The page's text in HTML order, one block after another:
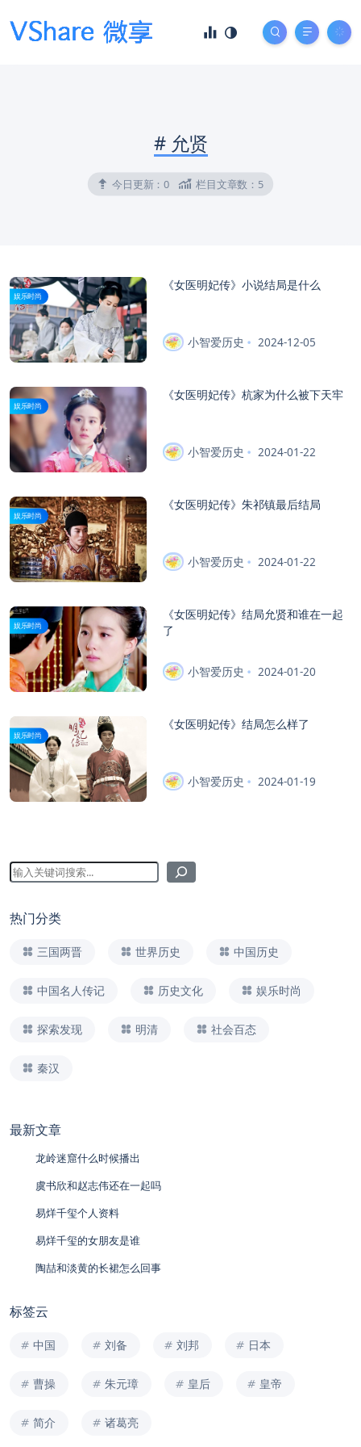
# 允贤
今日更新：0 栏目文章数： 5
娱乐时尚
《女医明妃传》小说结局是什么
小智爱历史 2024-12-05
娱乐时尚
《女医明妃传》杭家为什么被下天牢
小智爱历史 2024-01-22
娱乐时尚
《女医明妃传》朱祁镇最后结局
小智爱历史 2024-01-22
娱乐时尚
《女医明妃传》结局允贤和谁在一起
了
小智爱历史 2024-01-20
娱乐时尚
《女医明妃传》结局怎么样了
小智爱历史 2024-01-19
热门分类
三国两晋 世界历史 中国历史
中国名人传记 历史文化 娱乐时尚
探索发现 明清 社会百态
秦汉
最新文章
龙岭迷窟什么时候播出
虞书欣和赵志伟还在一起吗
易烊千玺个人资料
易烊千玺的女朋友是谁
陶喆和淡黄的长裙怎么回事
标签云
中国 刘备 刘邦 日本
曹操 朱元璋 皇后 皇帝
简介 诸葛亮